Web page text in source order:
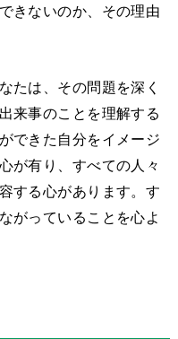
きないのか、その理由
たは、その問題を深く
来事のことを理解する
できた自分をイメージ
が有り、すべての人々
する心があります。す
がっていることを心よ